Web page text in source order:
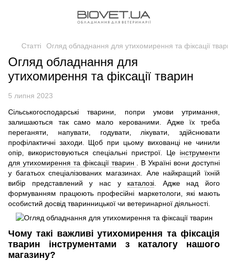
Статті Огляд обладнання для утихомирення та фіксації
Огляд обладнання для
утихомирення та фіксації тварин
5 липня 2023
Сільськогосподарські тварини, попри умови утримання,
залишаються так само мало керованими. Адже їх треба
переганяти, напувати, годувати, лікувати, здійснювати
профілактичні заходи. Щоб при цьому вихованці не чинили
опір, використовуються спеціальні пристрої. Це інструменти
для утихомирення та фіксації тварин
. В Україні вони доступні
у багатьох спеціалізованих магазинах. Але найкращий їхній
вибір представлений у нас у каталозі . Адже над його
формуванням працюють професійні маркетологи, які мають
особистий досвід тваринницької чи ветеринарної діяльності.
Чому такі важливі утихомирення та фіксація
тварин інструментами з каталогу нашого
магазину?